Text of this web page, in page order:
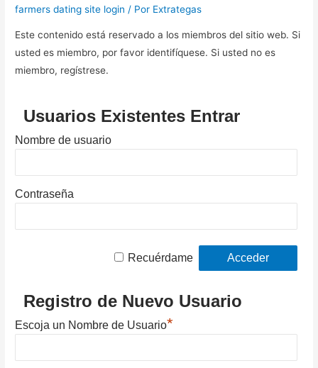
farmers dating site login / Por Extrategas
Este contenido está reservado a los miembros del sitio web. Si
usted es miembro, por favor identifíquese. Si usted no es
miembro, regístrese.
Usuarios Existentes Entrar
Nombre de usuario
Contraseña
Recuérdame
Registro de Nuevo Usuario
Escoja un Nombre de Usuario*